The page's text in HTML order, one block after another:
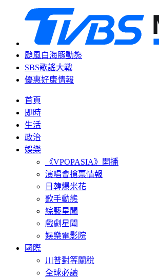
颱風白海豚動態
SBS歌謠大戰
優惠好康情報
首頁
即時
生活
政治
娛樂
《VPOPASIA》開播
演唱會搶票情報
日韓爆米花
歌手動態
綜藝星聞
戲劇星聞
娛樂電影院
國際
川普對等關稅
全球必讀